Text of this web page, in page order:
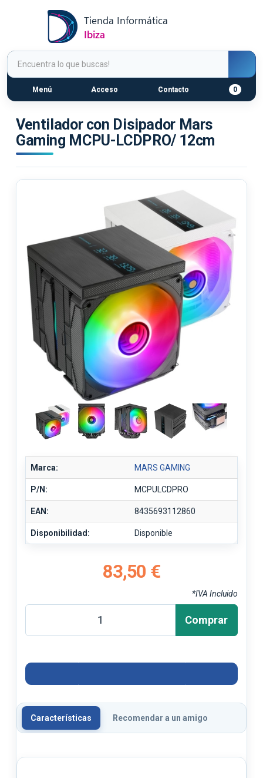
Menú Acceso Contacto 0
Ventilador con Disipador Mars
Gaming MCPU-LCDPRO/ 12cm
Marca: MARS GAMING
P/N: MCPULCDPRO
EAN: 8435693112860
Disponibilidad: Disponible
83,50 €
*IVA Incluido
Comprar
Características Recomendar a un amigo